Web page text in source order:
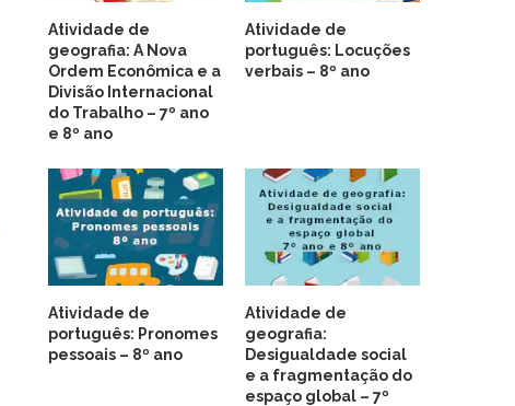
Atividade de
geografia: A Nova
Ordem Econômica e a
Divisão Internacional
do Trabalho – 7º ano
e 8º ano
Atividade de
português: Locuções
verbais – 8º ano
Atividade de
português: Pronomes
pessoais – 8º ano
Atividade de
geografia:
Desigualdade social
e a fragmentação do
espaço global – 7º